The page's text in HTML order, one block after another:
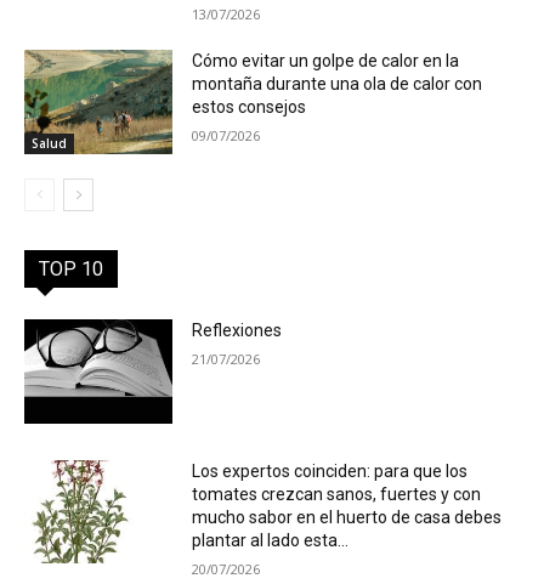
13/07/2026
Salud
Cómo evitar un golpe de calor en la
montaña durante una ola de calor con
estos consejos
09/07/2026
TOP 10
Reflexiones
21/07/2026
Los expertos coinciden: para que los
tomates crezcan sanos, fuertes y con
mucho sabor en el huerto de casa debes
plantar al lado esta...
20/07/2026